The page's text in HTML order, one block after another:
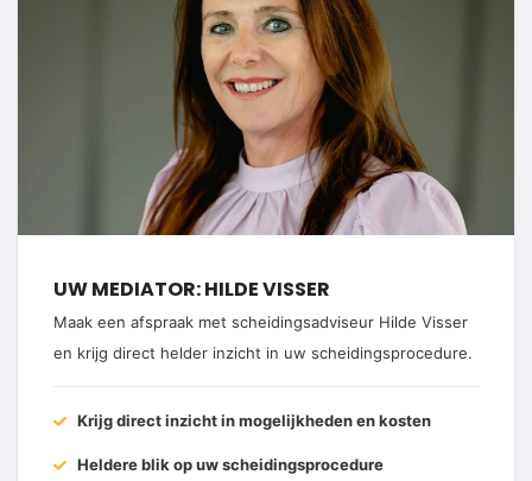
UW MEDIATOR: HILDE VISSER
Maak een afspraak met scheidingsadviseur Hilde Visser
en krijg direct helder inzicht in uw scheidingsprocedure.
Krijg direct inzicht in mogelijkheden en kosten
Heldere blik op uw scheidingsprocedure